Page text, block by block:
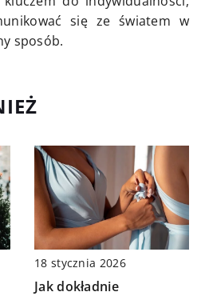
się ze światem w
sposób.
18 stycznia 2026
Jak dokładnie